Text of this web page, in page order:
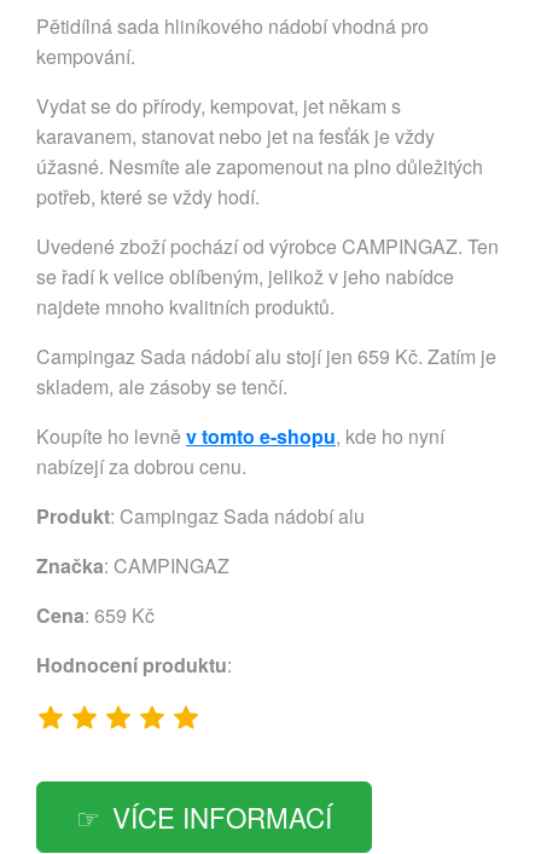
Pětidílná sada hliníkového nádobí vhodná pro
kempování.
Vydat se do přírody, kempovat, jet někam s
karavanem, stanovat nebo jet na fesťák je vždy
úžasné. Nesmíte ale zapomenout na plno důležitých
potřeb, které se vždy hodí.
Uvedené zboží pochází od výrobce CAMPINGAZ. Ten
se řadí k velice oblíbeným, jelikož v jeho nabídce
najdete mnoho kvalitních produktů.
Campingaz Sada nádobí alu stojí jen 659 Kč. Zatím je
skladem, ale zásoby se tenčí.
Koupíte ho levně v tomto e-shopu, kde ho nyní
nabízejí za dobrou cenu.
Produkt: Campingaz Sada nádobí alu
Značka: CAMPINGAZ
Cena: 659 Kč
Hodnocení produktu:
VÍCE INFORMACÍ